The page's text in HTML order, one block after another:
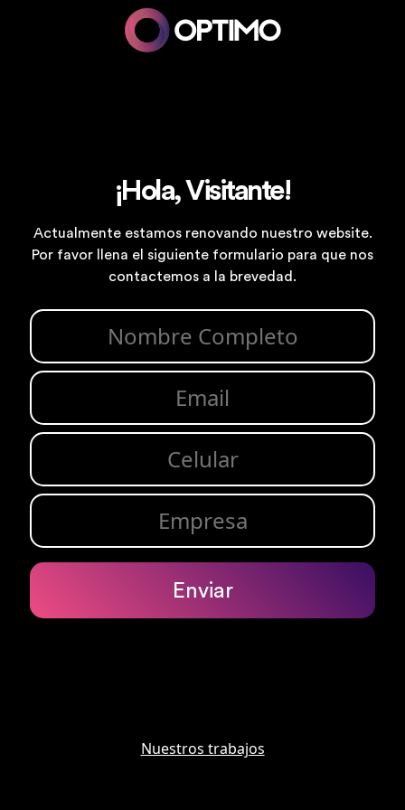
¡Hola, Visitante!
Actualmente estamos renovando nuestro website.
Por favor llena el siguiente formulario para que nos
contactemos a la brevedad.
Enviar
Nuestros trabajos